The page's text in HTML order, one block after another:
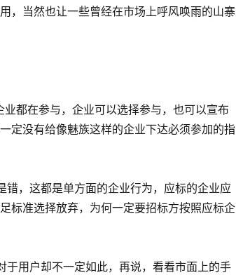
，当然也让一些曾经在市场上呼风唤雨的山寨
都在参与，企业可以选择参与，也可以宣布
定没有给像魅族这样的企业下达必须参加的指
，这都是单方面的企业行为，应标的企业应
标准选择放弃，为何一定要招标方按照应标企
用户却不一定如此，再说，看看市面上的手